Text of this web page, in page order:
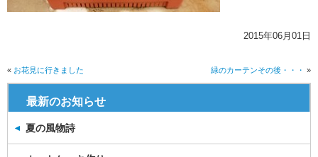
2015年06月01日
« お花見に行きました 緑のカーテンその後・・・ »
最新のお知らせ
夏の風物詩